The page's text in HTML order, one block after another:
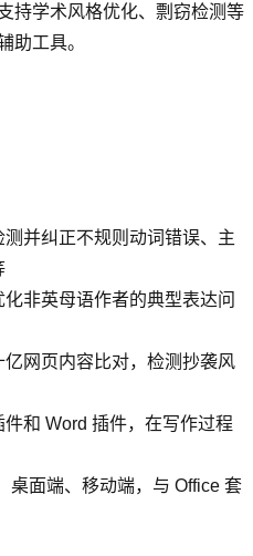
持学术风格优化、剽窃检测等
助工具。
测并纠正不规则动词错误、主
化非英母语作者的典型表达问
亿网页内容比对，检测抄袭风
件和 Word 插件，在写作过程
桌面端、移动端，与 Office 套